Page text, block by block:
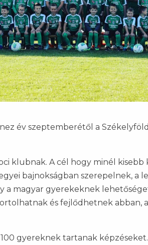
év szeptemberétől a
klubnak. A cél hogy minél
bajnokságban szerepelnek, a
a magyar gyerekeknek
és fejlődhetnek abban,
gyereknek tartanak képzéseket.